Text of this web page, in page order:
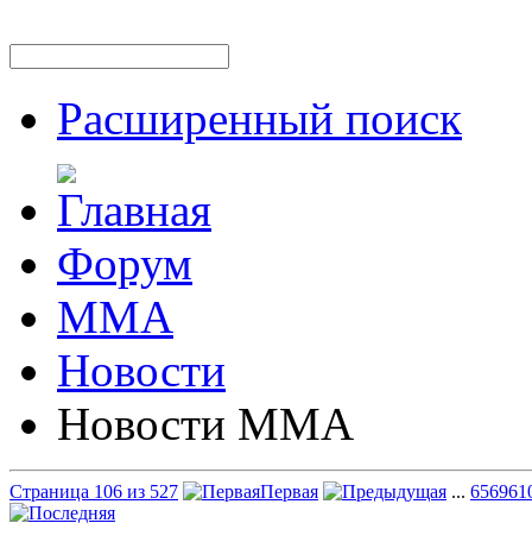
Расширенный поиск
Форум
ММА
Новости
Новости ММА
Страница 106 из 527 Первая ... 65696